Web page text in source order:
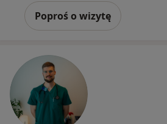
Poproś o wizytę